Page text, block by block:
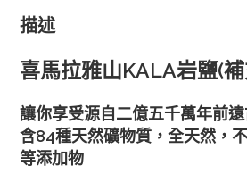
裝)
數
量
描述
喜馬拉雅山KALA岩鹽(
讓你享受源自二億五千萬年前
含84種天然礦物質，全天然，
等添加物